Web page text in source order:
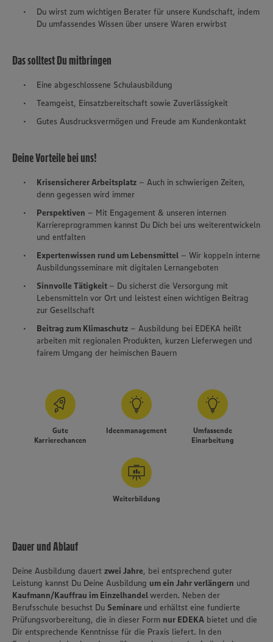
Du wirst zum wichtigen Berater für unsere Kundschaft, indem
Du umfassendes Wissen über unsere Waren erwirbst
Das solltest Du mitbringen
Eine abgeschlossene Schulausbildung
Teamgeist, Einsatzbereitschaft sowie Zuverlässigkeit
Gutes Ausdrucksvermögen und Freude am Kundenkontakt
Deine Vorteile bei uns!
Krisensicherer Arbeitsplatz – Auch in schwierigen Zeiten,
denn gegessen wird immer
Perspektiven – Mit Engagement & unseren internen
Karriereprogrammen kannst Du Dich bei uns weiterentwickeln
und entfalten
Expertenwissen rund um Lebensmittel – Wir koppeln interne
Ausbildungsseminare mit digitalen Lernangeboten
Sinnvolle Tätigkeit – Du sicherst die Versorgung mit
Lebensmitteln vor Ort und leistest einen wichtigen Beitrag
zur Gesellschaft
Beitrag zum Klimaschutz – Ausbildung bei EDEKA heißt
arbeiten mit regionalen Produkten, kurzen Lieferwegen und
fairem Umgang der heimischen Bauern
Gute
Karrierechancen
Ideenmanagement
Umfassende
Einarbeitung
Weiterbildung
Dauer und Ablauf
Deine Ausbildung dauert zwei Jahre, bei entsprechend guter
Leistung kannst Du Deine Ausbildung um ein Jahr verlängern und
Kaufmann/Kauffrau im Einzelhandelwerden. Neben der
Berufsschule besuchst Du Seminare und erhältst eine fundierte
Prüfungsvorbereitung, die in dieser Form nur EDEKA bietet und die
Dir entsprechende Kenntnisse für die Praxis liefert. In den